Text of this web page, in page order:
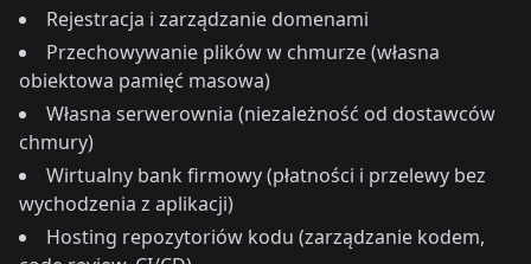
Rejestracja i zarządzanie domenami
Przechowywanie plików w chmurze (własna
obiektowa pamięć masowa)
Własna serwerownia (niezależność od dostawców
chmury)
Wirtualny bank firmowy (płatności i przelewy bez
wychodzenia z aplikacji)
Hosting repozytoriów kodu (zarządzanie kodem,